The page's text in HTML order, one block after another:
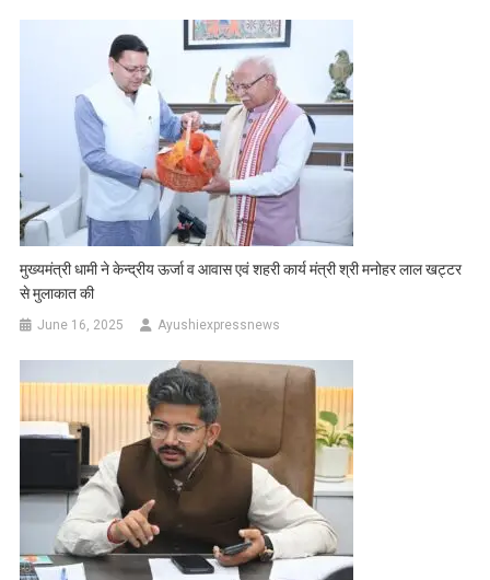
मुख्यमंत्री धामी ने केन्द्रीय ऊर्जा व आवास एवं शहरी कार्य मंत्री श्री मनोहर लाल खट्टर
से मुलाकात की
June 16, 2025 Ayushiexpressnews